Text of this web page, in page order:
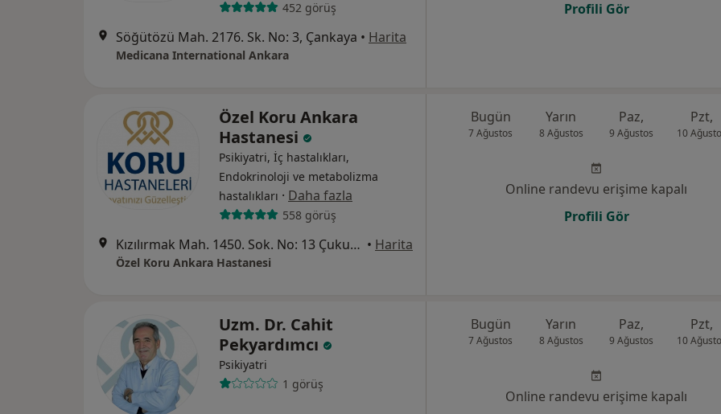
452 görüş
Söğütözü Mah. 2176. Sk. No: 3, Çankaya • Harita
Medicana International Ankara
Profili Gör
Özel Koru Ankara
Hastanesi
Psikiyatri, İç hastalıkları,
Endokrinoloji ve metabolizma
hastalıkları · Daha fazla
558 görüş
Kızılırmak Mah. 1450. Sok. No: 13 Çukurambar, Ankara • Harita
Özel Koru Ankara Hastanesi
Bugün
7 Ağustos
Yarın
8 Ağustos
Paz,
9 Ağustos
Pzt,
10
Online randevu erişime kapalı
Profili Gör
Uzm. Dr. Cahit
Pekyardımcı
Psikiyatri
1 görüş
Bugün
7 Ağustos
Yarın
8 Ağustos
Paz,
9 Ağustos
Pzt,
10
Online randevu erişime kapalı